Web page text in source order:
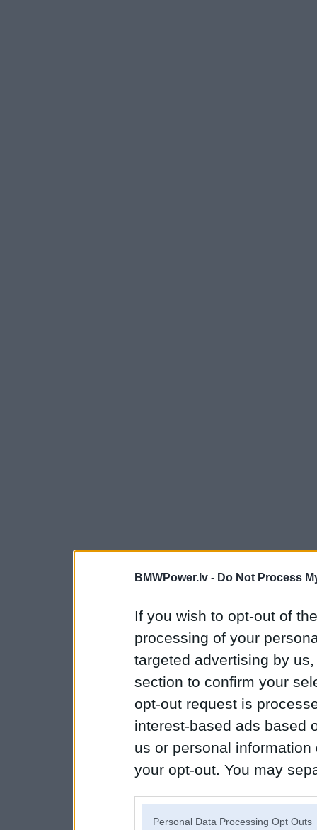
BMWPower.lv - Do Not Process
If you wish to opt-out of
processing of your
targeted advertising by
section to confirm your
opt-out request is
interest-based ads based
us or personal
your opt-out. You may
Personal Data Processing Opt Outs